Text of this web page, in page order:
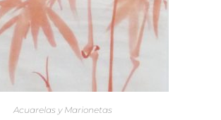
Acuarelas y Marionetas